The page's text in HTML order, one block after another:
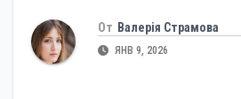
От Валерія Страмова
ЯНВ 9, 2026